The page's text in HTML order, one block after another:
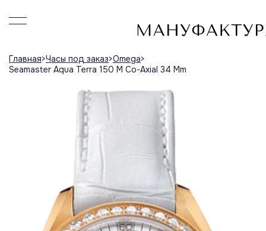
Главная Часы под заказ Omega
Seamaster Aqua Terra 150 M Co-Axial 34 Mm